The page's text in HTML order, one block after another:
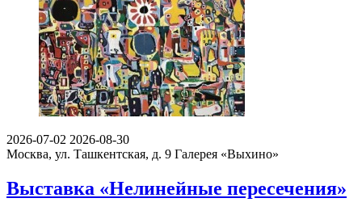
2026-07-02 2026-08-30
Москва, ул. Ташкентская, д. 9 Галерея «Выхино»
Выставка «Нелинейные пересечения»